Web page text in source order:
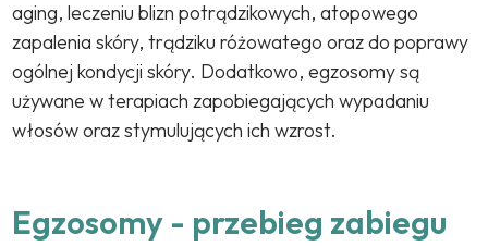
aging, leczeniu blizn potrądzikowych, atopowego
zapalenia skóry, trądziku różowatego oraz do poprawy
ogólnej kondycji skóry. Dodatkowo, egzosomy są
używane w terapiach zapobiegających wypadaniu
włosów oraz stymulujących ich wzrost.
Egzosomy - przebieg zabiegu